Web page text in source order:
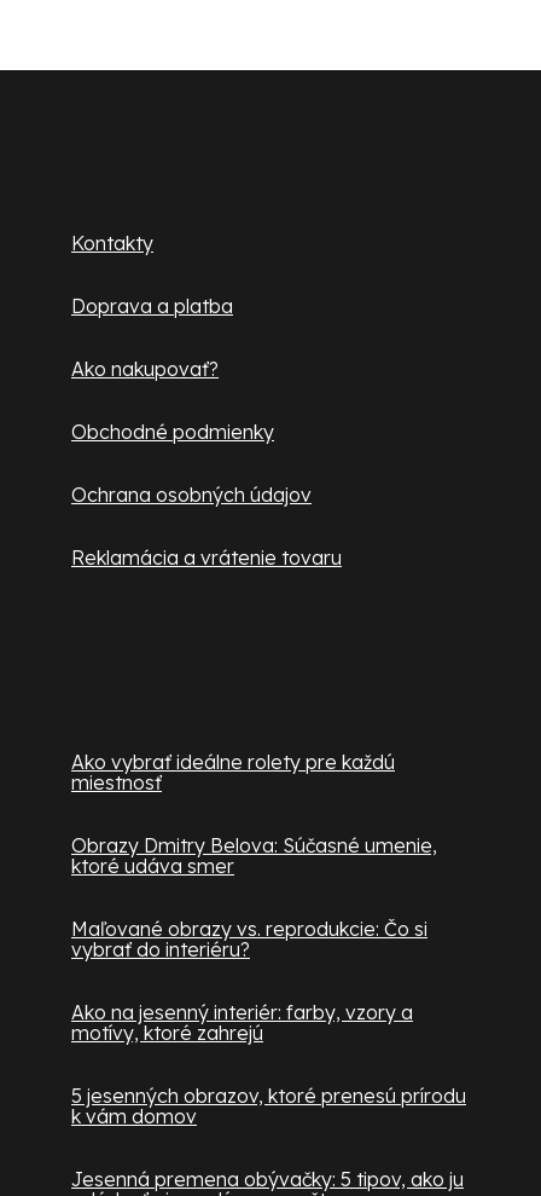
Kontakty
Doprava a platba
Ako nakupovať?
Obchodné podmienky
Ochrana osobných údajov
Reklamácia a vrátenie tovaru
Ako vybrať ideálne rolety pre každú
miestnosť
Obrazy Dmitry Belova: Súčasné umenie,
ktoré udáva smer
Maľované obrazy vs. reprodukcie: Čo si
vybrať do interiéru?
Ako na jesenný interiér: farby, vzory a
motívy, ktoré zahrejú
5 jesenných obrazov, ktoré prenesú prírodu
k vám domov
Jesenná premena obývačky: 5 tipov, ako ju